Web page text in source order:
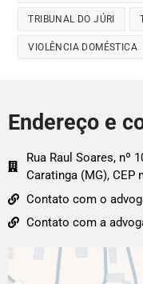
TRIBUNAL DO JÚRI
VIOLÊNCIA DOMÉSTICA
Endereço e
Rua Raul Soares, nº
Caratinga (MG), CEP
Contato com o
Contato com a